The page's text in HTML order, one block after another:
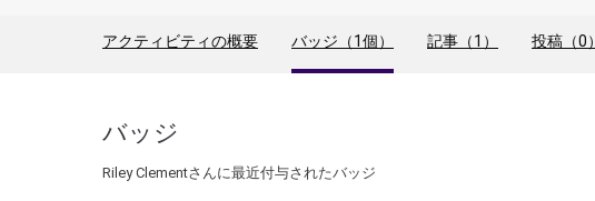
アクティビティの概要 バッジ（1個） 記事（1） 投稿（0）
バッジ
Riley Clementさんに最近付与されたバッジ